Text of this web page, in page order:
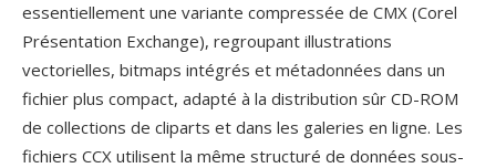
essentiellement une variante compressée de CMX (Corel
Présentation Exchange), regroupant illustrations
vectorielles, bitmaps intégrés et métadonnées dans un
fichier plus compact, adapté à la distribution sûr CD-ROM
de collections de cliparts et dans les galeries en ligne. Les
fichiers CCX utilisent la même structuré de données sous-